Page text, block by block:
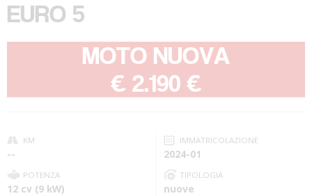
EURO 5
MOTO NUOVA
€ 2.190 €
KM
--
IMMATRICOLAZIONE
2024-01
POTENZA
12 cv (9 kW)
TIPOLOGIA
nuove